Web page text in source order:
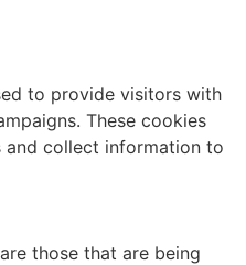
to provide visitors with
These cookies
collect information to
those that are being